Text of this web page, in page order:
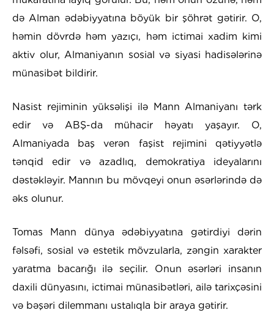
də Alman ədəbiyyatına böyük bir şöhrət gətirir. O,
həmin dövrdə həm yazıçı, həm ictimai xadim kimi
aktiv olur, Almaniyanın sosial və siyasi hadisələrinə
münasibət bildirir.
Nasist rejiminin yüksəlişi ilə Mann Almaniyanı tərk
edir və ABŞ-da mühacir həyatı yaşayır. O,
Almaniyada baş verən faşist rejimini qətiyyətlə
tənqid edir və azadlıq, demokratiya ideyalarını
dəstəkləyir. Mannın bu mövqeyi onun əsərlərində də
əks olunur.
Tomas Mann dünya ədəbiyyatına gətirdiyi dərin
fəlsəfi, sosial və estetik mövzularla, zəngin xarakter
yaratma bacarığı ilə seçilir. Onun əsərləri insanın
daxili dünyasını, ictimai münasibətləri, ailə tarixçəsini
və bəşəri dilemmanı ustalıqla bir araya gətirir.